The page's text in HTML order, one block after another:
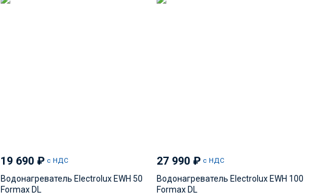
19 690 ₽ с НДС
Водонагреватель Electrolux EWH 50
Formax DL
27 990₽ с НДС
Водонагреватель Electrolux EWH 100
Formax DL